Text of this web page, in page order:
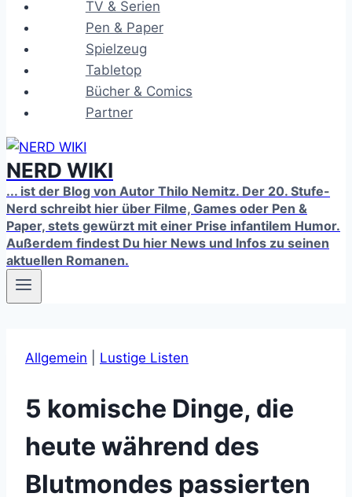
TV & Serien
Pen & Paper
Spielzeug
Tabletop
Bücher & Comics
Partner
NERD WIKI
... ist der Blog von Autor Thilo Nemitz. Der 20. Stufe-
Nerd schreibt hier über Filme, Games oder Pen &
Paper, stets gewürzt mit einer Prise infantilem Humor.
Außerdem findest Du hier News und Infos zu seinen
aktuellen Romanen.
Allgemein Lustige Listen
5 komische Dinge, die
heute während des
Blutmondes passierten